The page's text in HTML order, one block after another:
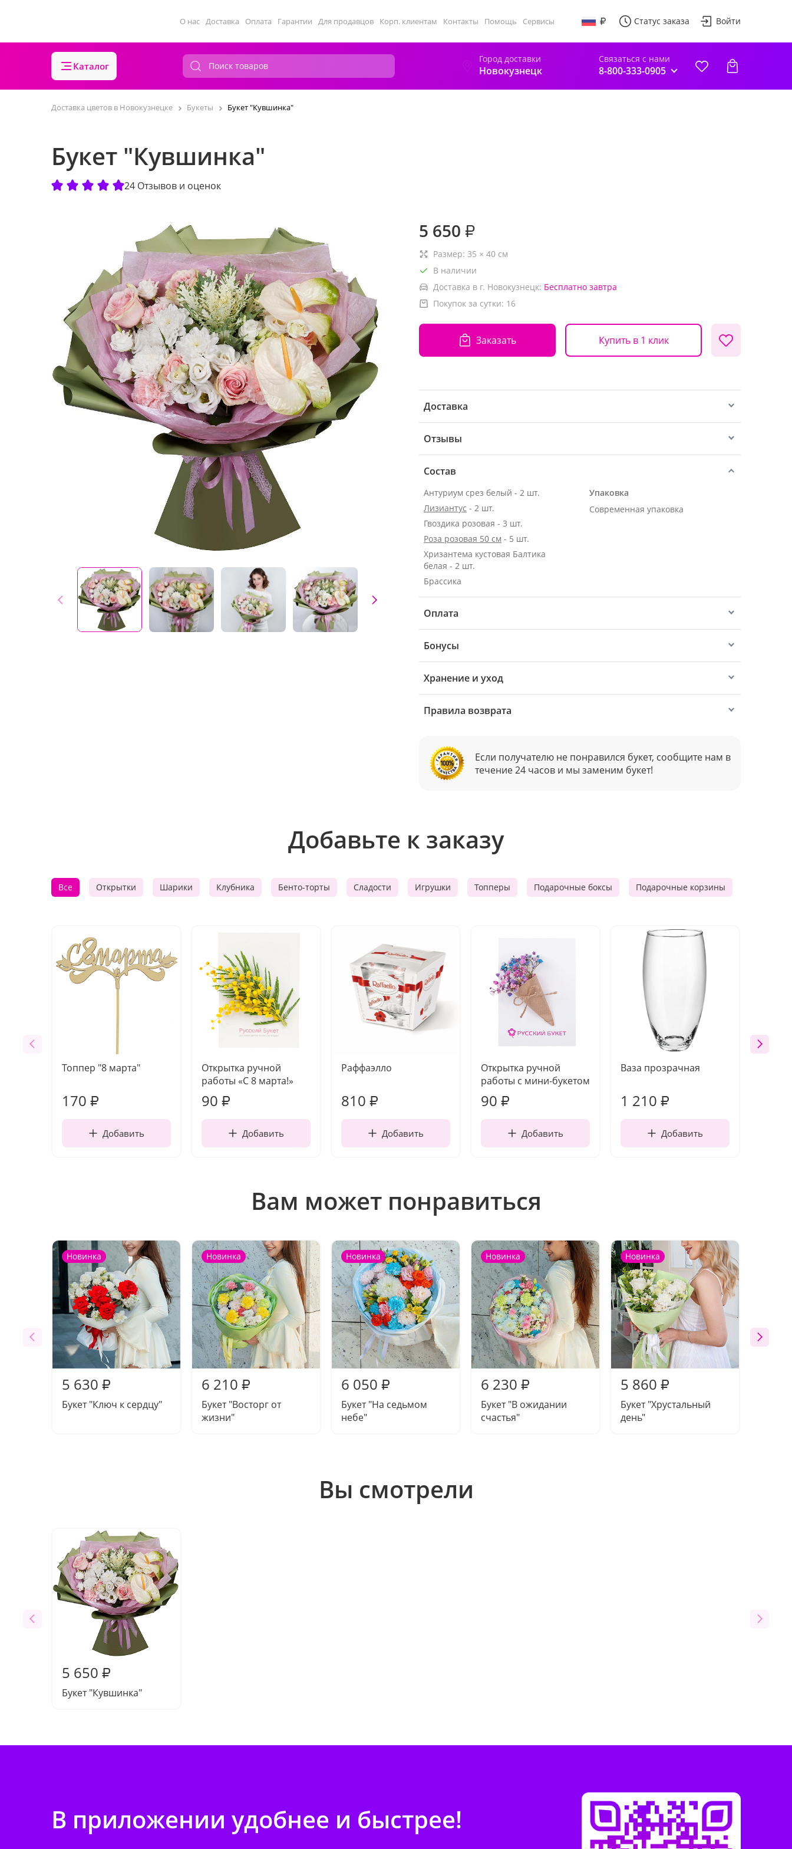
О нас Доставка Оплата Гарантии Для продавцов Корп. клиентам Контакты Помощь Сервисы Статус заказа Войти
Каталог
Город доставки
Новокузнецк
Связаться с нами
8-800-333-0905
Доставка цветов в Новокузнецке Букеты Букет "Кувшинка"
Букет "Кувшинка"
24 Отзывов и оценок
5 650 ₽
Размер: 35 × 40 см
В наличии
Доставка в г. Новокузнецк: Бесплатно завтра
Покупок за сутки: 16
Заказать Купить в 1 клик
Доставка
Отзывы
Состав
Антуриум срез белый - 2 шт.
Лизиантус - 2 шт.
Гвоздика розовая - 3 шт.
Роза розовая 50 см - 5 шт.
Хризантема кустовая Балтика
белая - 2 шт.
Брассика
Упаковка
Современная упаковка
Оплата
Бонусы
Хранение и уход
Правила возврата
Если получателю не понравился букет, сообщите нам в
течение 24 часов и мы заменим букет!
Добавьте к заказу
Все Открытки Шарики Клубника Бенто-торты Сладости Игрушки Топперы Подарочные боксы Подарочные корзины
Топпер "8 марта"
170 ₽
Добавить
Открытка ручной
работы «С 8 марта!»
90 ₽
Добавить
Раффаэлло
810 ₽
Добавить
Открытка ручной
работы с мини-букетом
90 ₽
Добавить
Ваза прозрачная
1 210 ₽
Добавить
Вам может понравиться
Новинка
5 630 ₽
Букет "Ключ к сердцу"
Новинка
6 210 ₽
Букет "Восторг от
жизни"
Новинка
6 050 ₽
Букет "На седьмом
небе"
Новинка
6 230 ₽
Букет "В ожидании
счастья"
Новинка
5 860 ₽
Букет "Хрустальный
день"
Вы смотрели
5 650 ₽
Букет "Кувшинка"
В приложении удобнее и быстрее!